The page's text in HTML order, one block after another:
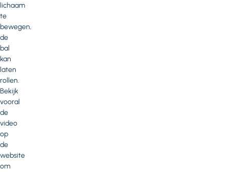
lichaam
te
bewegen,
de
bal
kan
laten
rollen.
Bekijk
vooral
de
video
op
de
website
om